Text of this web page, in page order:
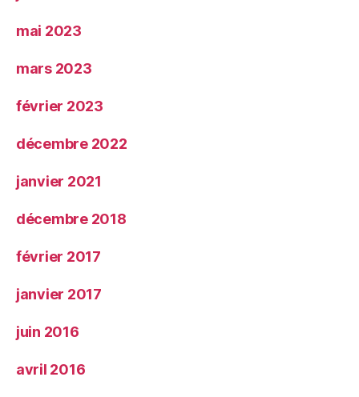
mai 2023
mars 2023
février 2023
décembre 2022
janvier 2021
décembre 2018
février 2017
janvier 2017
juin 2016
avril 2016